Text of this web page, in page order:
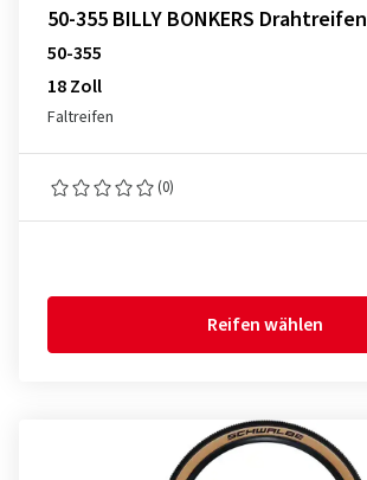
50-355 BILLY BONKERS Drahtreifen
50-355
18 Zoll
Faltreifen
(0)
Reifen wählen